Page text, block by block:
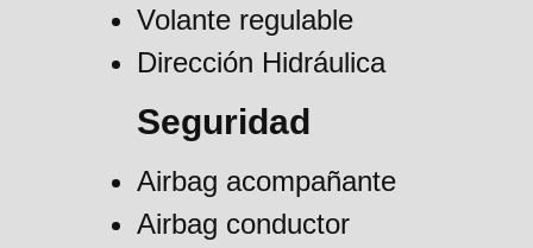
Volante regulable
Dirección Hidráulica
Seguridad
Airbag acompañante
Airbag conductor